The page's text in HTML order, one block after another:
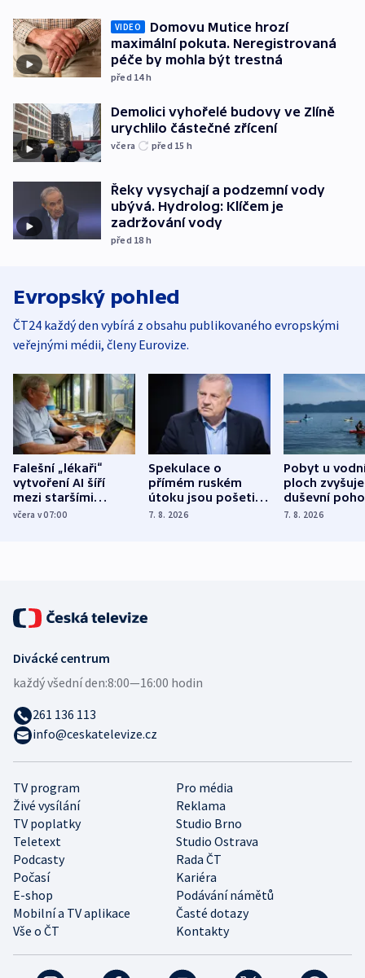
VIDEO
Domovu Mutice hrozí
maximální pokuta. Neregistrovaná
péče by mohla být trestná
před 14h
Demolici vyhořelé budovy ve Zlíně
urychlilo částečné zřícení
včera před 15 h
Řeky vysychají a podzemní vody
ubývá. Hydrolog: Klíčem je
zadržování vody
před 18 h
Evropský pohled
ČT24 každý den vybírá z obsahu publikovaného evropskými
veřejnými médii, členy Eurovize.
Falešní „lékaři“
vytvoření AI šíří
mezi staršími
Poláky nebezpečné
včera v 07:00
Spekulace o
přímém ruském
útoku jsou pošetilé,
míní estonský
7. 8. 2026
Pobyt u
ploch zvyšuje
duševní
ukázala
7. 8. 2026
TV program
Pro média
Živé vysílání
Reklama
TV poplatky
Studio Brno
Teletext
Studio Ostrava
Podcasty
Rada ČT
Počasí
Kariéra
E-shop
Podávání námětů
Mobilní a TV aplikace
Časté dotazy
Vše o ČT
Kontakty
Divácké centrum
každý všední den:8:00—16:00 hodin
261 136 113
info@ceskatelevize.cz